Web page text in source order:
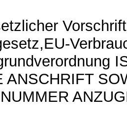
ANSCHRIFT